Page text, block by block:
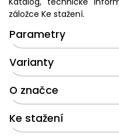
záložce Ke stažení.
Parametry
Varianty
O značce
Ke stažení